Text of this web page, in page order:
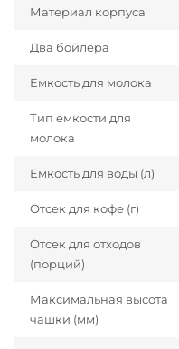
Материал корпуса
Два бойлера
Емкость для молока
Тип емкости для
молока
Емкость для воды (л)
Отсек для кофе (г)
Отсек для отходов
(порций)
Максимальная высота
чашки (мм)